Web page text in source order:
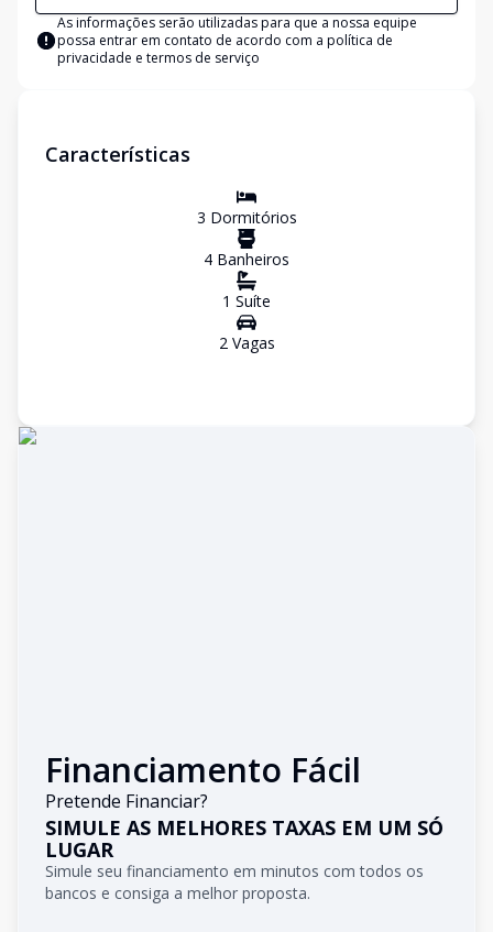
As informações serão utilizadas para que a nossa equipe
possa entrar em contato de acordo com a política de
privacidade e termos de serviço
Características
3 Dormitórios
4 Banheiros
1 Suíte
2Vagas
Financiamento Fácil
Pretende Financiar?
SIMULE AS MELHORES TAXAS EM UM SÓ
LUGAR
Simule seu financiamento em minutos com todos os
bancos e consiga a melhor proposta.